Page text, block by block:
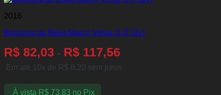
2016
Bronzina de Biela March Versa (1.0 12v)
R$ 82,03 - R$ 117,56
Em até 10x de R$ 8,20 sem juros
À vista R$73,83 no Pix